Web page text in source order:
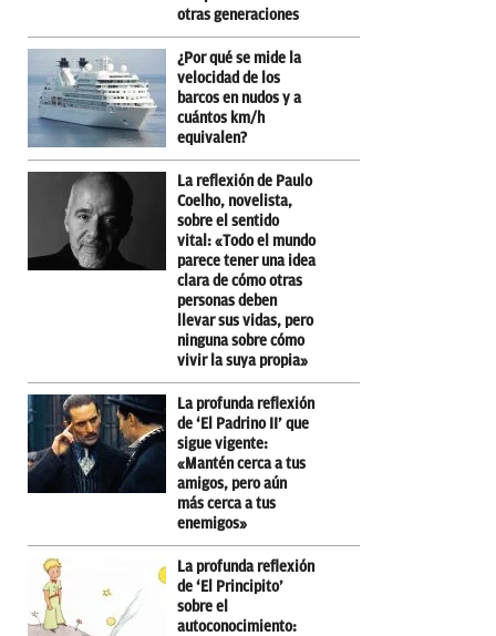
otras generaciones
¿Por qué se mide la
velocidad de los
barcos en nudos y a
cuántos km/h
equivalen?
La reflexión de Paulo
Coelho, novelista,
sobre el sentido
vital: «Todo el mundo
parece tener una idea
clara de cómo otras
personas deben
llevar sus vidas, pero
ninguna sobre cómo
vivir la suya propia»
La profunda reflexión
de ‘El Padrino II’ que
sigue vigente:
«Mantén cerca a tus
amigos, pero aún
más cerca a tus
enemigos»
La profunda reflexión
de ‘El Principito’
sobre el
autoconocimiento: